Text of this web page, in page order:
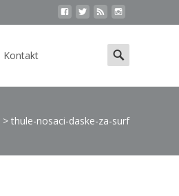
Kontakt
Search
for:
> thule-nosaci-daske-za-surf